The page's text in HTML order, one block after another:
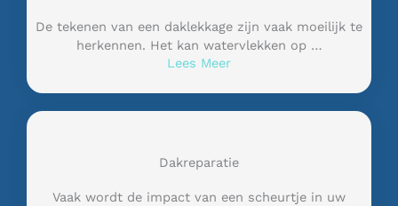
De tekenen van een daklekkage zijn vaak moeilijk te
herkennen. Het kan watervlekken op …
Lees Meer
Dakreparatie
Vaak wordt de impact van een scheurtje in uw